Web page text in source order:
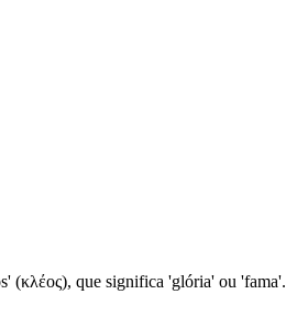
(κλέος), que significa 'glória' ou 'fama'.